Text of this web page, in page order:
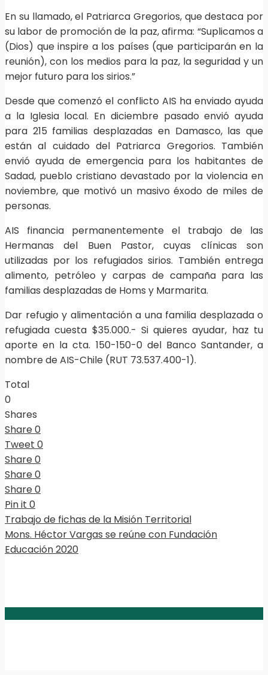
En su llamado, el Patriarca Gregorios, que destaca por
su labor de promoción de la paz, afirma: “Suplicamos a
(Dios) que inspire a los países (que participarán en la
reunión), con los medios para la paz, la seguridad y un
mejor futuro para los sirios.”
Desde que comenzó el conflicto AIS ha enviado ayuda
a la Iglesia local. En diciembre pasado envió ayuda
para 215 familias desplazadas en Damasco, las que
están al cuidado del Patriarca Gregorios. También
envió ayuda de emergencia para los habitantes de
Sadad, pueblo cristiano devastado por la violencia en
noviembre, que motivó un masivo éxodo de miles de
personas.
AIS financia permanentemente el trabajo de las
Hermanas del Buen Pastor, cuyas clínicas son
utilizadas por los refugiados sirios. También entrega
alimento, petróleo y carpas de campaña para las
familias desplazadas de Homs y Marmarita.
Dar refugio y alimentación a una familia desplazada o
refugiada cuesta $35.000.- Si quieres ayudar, haz tu
aporte en la cta. 150-150-0 del Banco Santander, a
nombre de AIS-Chile (RUT 73.537.400-1).
Total
0
Shares
Share0
Tweet 0
Share0
Share0
Share0
Pin it 0
Trabajo de fichas de la Misión Territorial
Mons. Héctor Vargas se reúne con Fundación
Educación 2020